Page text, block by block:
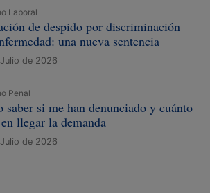
Laboral
de despido por discriminación
una nueva sentencia
de 2026
Penal
saber si me han denunciado y cuánto
llegar la demanda
de 2026